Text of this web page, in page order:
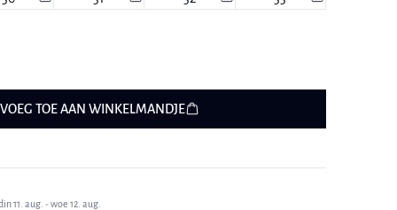
VOEG TOE AAN WINKELMANDJE
11. aug. - woe 12. aug.